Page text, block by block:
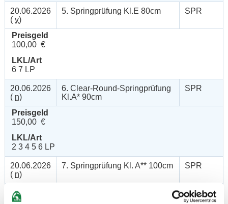
20.06.2026
( v)
5. Springprüfung Kl.E 80cm SPR
Preisgeld
100,00 €
LKL/Art
6 7 LP
20.06.2026
( n)
6. Clear-Round-Springprüfung
Kl.A* 90cm
SPR
Preisgeld
150,00 €
LKL/Art
2 3 4 5 6 LP
20.06.2026
( n)
7. Springprüfung Kl. A** 100cm SPR
Preisgeld
150,00 €